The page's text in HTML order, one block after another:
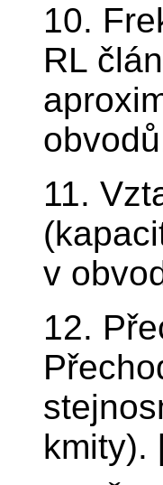
10.
RL
11.
v
12.
kmity).